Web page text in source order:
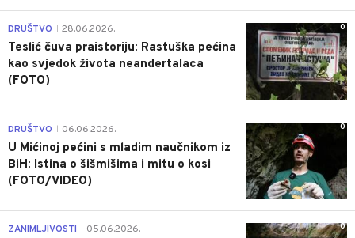
0
DRUŠTVO 28.06.2026.
Teslić čuva praistoriju: Rastuška pećina
kao svjedok života neandertalaca
(FOTO)
0
DRUŠTVO 06.06.2026.
U Mićinoj pećini s mladim naučnikom iz
BiH: Istina o šišmišima i mitu o kosi
(FOTO/VIDEO)
0
ZANIMLJIVOSTI 05.06.2026.